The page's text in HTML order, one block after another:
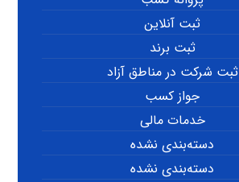
ثبت آنلاین
ثبت برند
ثبت شرکت در مناطق آزاد
جواز کسب
خدمات مالی
دسته‌بندی نشده
دسته‌بندی نشده